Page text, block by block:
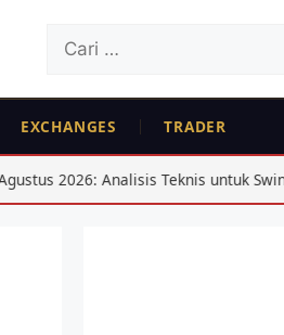
Cari
EXCHANGES TRADER
Analisis Teknis untuk Swing Trader